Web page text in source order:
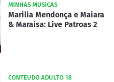
MINHAS MUSICAS
Marilia Mendonça e Maiara
& Maraisa: Live Patroas 2
CONTEUDO ADULTO 18